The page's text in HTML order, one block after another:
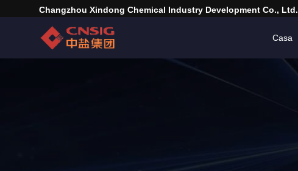
Changzhou Xindong Chemical Industry Development Co., Ltd.
Casa